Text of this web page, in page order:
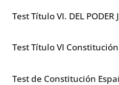
Test Título VI. DEL PODER
Test Título VI
Test de Constitución